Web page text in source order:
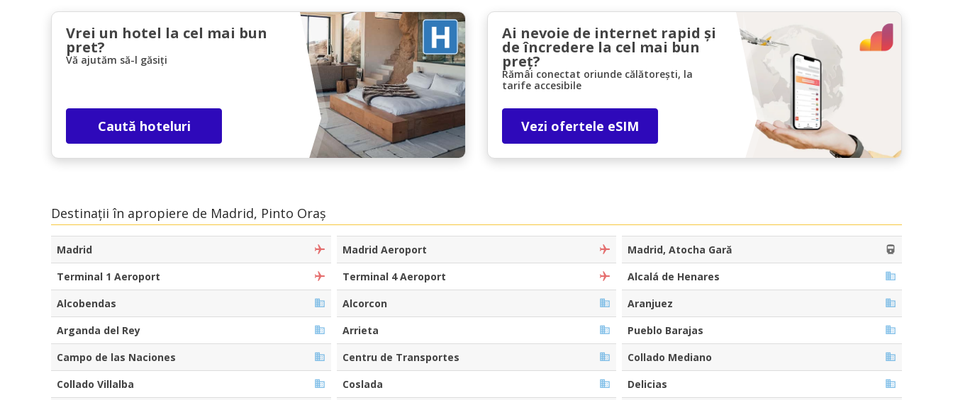
Economii de top
Accesați ofertele exclusive ale furnizorilor
noștri
Autentificare cu eLink
Vrei un hotel la cel mai bun
pret?
Vă ajutăm să-l găsiți
Caută hoteluri
Ai nevoie de internet rapid și
de încredere la cel mai bun
preț?
Rămâi conectat oriunde călătorești, la
tarife accesibile
Vezi ofertele eSIM
Destinații în apropiere de Madrid, Pinto Oraș
Madrid Madrid Aeroport
Madrid, Atocha Gară
Terminal 1 Aeroport
Terminal 4 Aeroport
Alcalá de Henares
Alcobendas
Alcorcon
Aranjuez
Arganda del Rey
Arrieta
Pueblo Barajas
Campo de las Naciones
Centru de Transportes
Collado Mediano
Collado Villalba
Coslada
Delicias